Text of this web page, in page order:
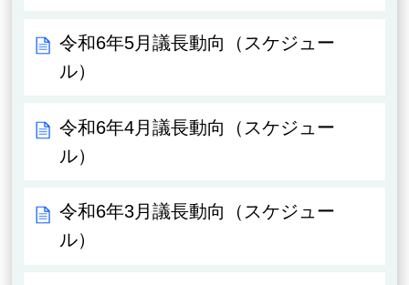
令和6年5月議長動向（スケジュー
ル）
令和6年4月議長動向（スケジュー
ル）
令和6年3月議長動向（スケジュー
ル）